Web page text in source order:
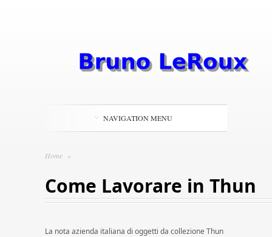
NAVIGATION MENU
Home »
Come Lavorare in Thun
La nota azienda italiana di oggetti da collezione Thun